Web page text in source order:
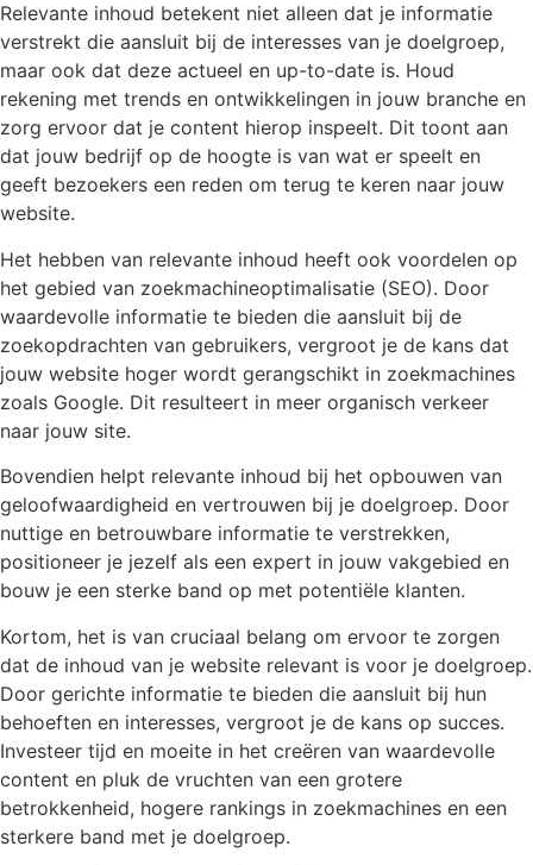
Relevante inhoud betekent niet alleen dat je informatie
verstrekt die aansluit bij de interesses van je doelgroep,
maar ook dat deze actueel en up-to-date is. Houd
rekening met trends en ontwikkelingen in jouw branche en
zorg ervoor dat je content hierop inspeelt. Dit toont aan
dat jouw bedrijf op de hoogte is van wat er speelt en
geeft bezoekers een reden om terug te keren naar jouw
website.
Het hebben van relevante inhoud heeft ook voordelen op
het gebied van zoekmachineoptimalisatie (SEO). Door
waardevolle informatie te bieden die aansluit bij de
zoekopdrachten van gebruikers, vergroot je de kans dat
jouw website hoger wordt gerangschikt in zoekmachines
zoals Google. Dit resulteert in meer organisch verkeer
naar jouw site.
Bovendien helpt relevante inhoud bij het opbouwen van
geloofwaardigheid en vertrouwen bij je doelgroep. Door
nuttige en betrouwbare informatie te verstrekken,
positioneer je jezelf als een expert in jouw vakgebied en
bouw je een sterke band op met potentiële klanten.
Kortom, het is van cruciaal belang om ervoor te zorgen
dat de inhoud van je website relevant is voor je doelgroep.
Door gerichte informatie te bieden die aansluit bij hun
behoeften en interesses, vergroot je de kans op succes.
Investeer tijd en moeite in het creëren van waardevolle
content en pluk de vruchten van een grotere
betrokkenheid, hogere rankings in zoekmachines en een
sterkere band met je doelgroep.